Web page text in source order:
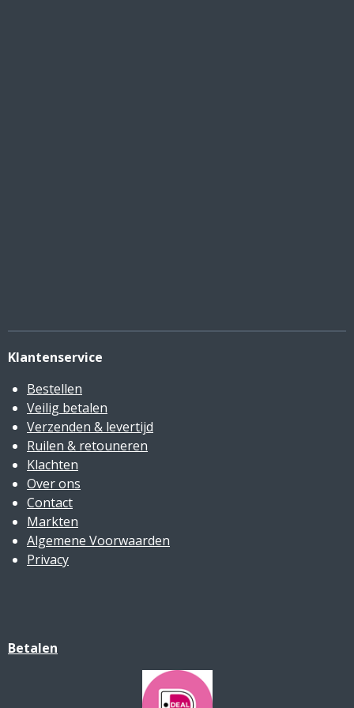
Klantenservice
Bestellen
Veilig betalen
Verzenden & levertijd
Ruilen & retouneren
Klachten
Over ons
Contact
Markten
Algemene Voorwaarden
Privacy
Betalen